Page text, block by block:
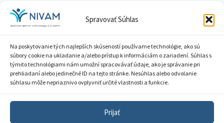
Spravovať Súhlas
Na poskytovanie tých najlepších skúseností používame technológie, ako sú
súbory cookie na ukladanie a/alebo prístup k informáciám o zariadení. Súhlas s
týmito technológiami nám umožní spracovávať údaje, ako je správanie pri
prehliadaní alebo jedinečné ID na tejto stránke. Nesúhlas alebo odvolanie
súhlasu môže nepriaznivo ovplyvniť určité vlastnosti a funkcie.
Prijať
IČO: 00164348
DIČ: 2020798714
Zásady ochrany súkromia
Sprístupnenie informácií